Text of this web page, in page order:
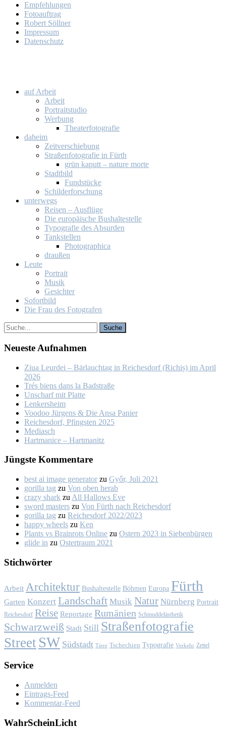
Emp­feh­lun­gen
Fo­to­auf­trag
Ro­bert Söll­ner
Im­pres­sum
Da­ten­schutz
auf Ar­beit
Ar­beit
Por­trait­stu­dio
Wer­bung
Thea­ter­fo­to­gra­fie
da­heim
Zeit­ver­schie­bung
Stra­ßen­fo­to­gra­fie in Fürth
grün ka­putt – na­tu­re mor­te
Stadt­bild
Fund­stü­cke
Schil­der­for­schung
un­ter­wegs
Rei­sen – Aus­flü­ge
Die eu­ro­päi­sche Bus­hal­te­stel­le
Ty­po­gra­fie des Ab­sur­den
Tank­stel­len
Pho­to­gra­phi­ca
drau­ßen
Leu­te
Por­trait
Mu­sik
Ge­sich­ter
So­fort­bild
Die Frau des Fo­to­gra­fen
Neu­es­te Auf­nah­men
Ziua Leur­dei – Bär­lauch­tag in Rei­ches­dorf (Ri­chiș) im April
2026
Trés biens dans la Bad­stra­ße
Un­scharf mit Plat­te
Len­kers­heim
Voo­doo Jür­gens & Die An­sa Pa­nier
Rei­ches­dorf, Pfings­ten 2025
Me­dia­sch
Hart­ma­nice – Hart­ma­nitz
Jüngs­te Kom­men­ta­re
best ai image generator zu Győr, Ju­li 2021
gorilla tag zu Von oben her­ab
crazy shark zu All Hal­lows Eve
sword masters zu Von Fürth nach Rei­ches­dorf
gorilla tag zu Rei­ches­dorf 2022/2023
happy wheels zu Ken
Plants vs Brainrots Online zu Os­tern 2023 in Sie­ben­bür­gen
glide in zu Os­ter­traum 2021
Stich­wör­ter
Arbeit Architektur Bushaltestelle Böhmen Europa Fürth
Garten Konzert Landschaft Musik Natur Nürnberg Portrait
Reichesdorf Reise Reportage Rumänien Schmuddelästhetik
Schwarzweiß Stadt Still Straßenfotografie
Street SW Südstadt Tiere Tschechien Typografie Verkehr Zettel
Ser­vice
Anmelden
Eintrags-Feed
Kommentar-Feed
Wahr­Schein­Licht